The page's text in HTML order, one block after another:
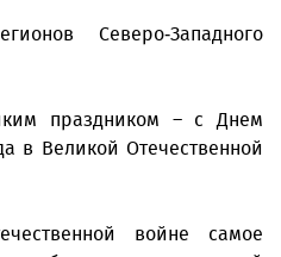
Северо-Западного
праздником – с Днем
в Великой Отечественной
войне самое